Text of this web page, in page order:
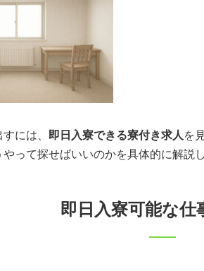
には、 即日入寮できる寮付き求人 を
って探せばいいのかを具体的に解説し
即日入寮可能な仕